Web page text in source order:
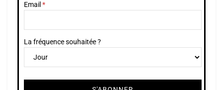
Email
La fréquence souhaitée ?